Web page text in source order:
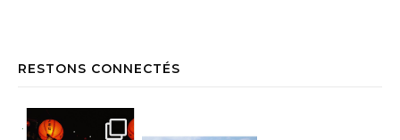
RESTONS CONNECTÉS
Jiufen • Taïwan Comme un air de Miyaz